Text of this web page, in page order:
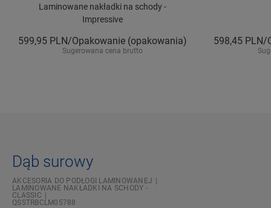
Laminowane nakładki na schody -
Impressive
599,95 PLN/Opakowanie (opakowania)
Sugerowana cena brutto
598,45 PLN/
Dąb surowy
AKCESORIA DO PODŁOGI LAMINOWANEJ
LAMINOWANE NAKŁADKI NA SCHODY -
CLASSIC
QSSTRBCLM05788